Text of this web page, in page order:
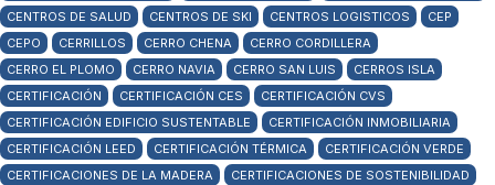
CENTROS DE SALUD
CENTROS DE SKI CENTROS LOGISTICOS
CEP
CEPO
CERRILLOS CERRO CHENA
CERRO CORDILLERA
CERRO EL PLOMO
CERRO NAVIA CERRO SAN LUIS
CERROS ISLA
CERTIFICACIÓN
CERTIFICACIÓN CES
CERTIFICACIÓN CVS
CERTIFICACIÓN EDIFICIO SUSTENTABLE
CERTIFICACIÓN INMOBILIARIA
CERTIFICACIÓN LEED
CERTIFICACIÓN TÉRMICA
CERTIFICACIÓN VERDE
CERTIFICACIONES DE LA MADERA
CERTIFICACIONES DE SOSTENIBILIDAD